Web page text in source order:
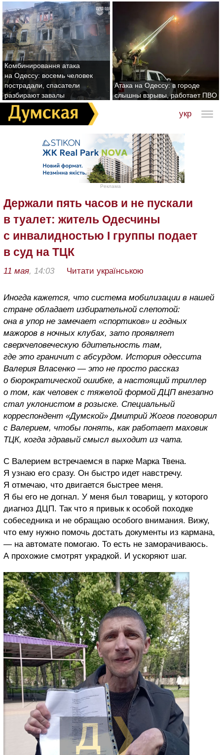
Комбинировання атака
на Одессу: восемь человек
пострадали, спасатели
разбирают завалы
Атака на Одессу: в городе
слышны взрывы, работает ПВО
укр
Реклама
Держали пять часов и не пускали
в туалет: житель Одесчины
с инвалидностью I группы подает
в суд на ТЦК
11 мая, 14:03 Читати українською
Иногда кажется, что система мобилизации в нашей
стране обладает избирательной слепотой:
она в упор не замечает «спортиков» и годных
мажоров в ночных клубах, зато проявляет
сверхчеловеческую бдительность там,
где это граничит с абсурдом. История одессита
Валерия Власенко — это не просто рассказ
о бюрократической ошибке, а настоящий триллер
о том, как человек с тяжелой формой ДЦП внезапно
стал уклонистом в розыске. Специальный
корреспондент «Думской» Дмитрий Жогов поговорил
с Валерием, чтобы понять, как работает маховик
ТЦК, когда здравый смысл выходит из чата.
С Валерием встречаемся в парке Марка Твена.
Я узнаю его сразу. Он быстро идет навстречу.
Я отмечаю, что двигается быстрее меня.
Я бы его не догнал. У меня был товарищ, у которого
диагноз ДЦП. Так что я привык к особой походке
собеседника и не обращаю особого внимания. Вижу,
что ему нужно помочь достать документы из кармана,
— на автомате помогаю. То есть не заморачиваюсь.
А прохожие смотрят украдкой. И ускоряют шаг.